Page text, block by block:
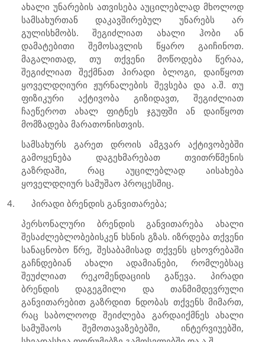
ახალი უნარების ათვისება აუცილებლად მხოლოდ
სამსახურთან დაკავშირებულ უნარებს არ
გულისხმობს. შეგიძლიათ ახალი ჰობი ან
დამატებითი შემოსავლის წყარო გაიჩინოთ.
მაგალითად, თუ თქვენი მოწოდება წერაა,
შეგიძლიათ შექმნათ პირადი ბლოგი, დაიწყოთ
ყოველდღიური ჟურნალების შევსება და ა.შ. თუ
ფიზიკური აქტივობა გიზიდავთ, შეგიძლიათ
ჩაეწეროთ ახალ ფიტნეს ჯგუფში ან დაიწყოთ
მომზადება მარათონისთვის.
სამსახურს გარეთ დროის ამგვარ აქტივობებში
გამოყენება დაგეხმარებათ თვითრწმენის
გაზრდაში, რაც აუცილებლად აისახება
ყოველდღიურ სამუშაო პროცესშიც.
4.
პირადი ბრენდის განვითარება;
პერსონალური ბრენდის განვითარება ახალი
შესაძლებლობებისკენ ხსნის გზას. იზრდება თქვენი
სანაცნობო წრე, შესაბამისად თქვენს ცხოვრებაში
გაჩნდებიან ახალი ადამიანები, რომლებსაც
შეუძლიათ რეკომენდაციის გაწევა. პირადი
ბრენდის დაგეგმილი და თანმიმდევრული
განვითარებით გაზრდით ნდობას თქვენს მიმართ,
რაც საბოლოოდ შეიძლება გარდაიქმნეს ახალი
სამუშაოს შემოთავაზებებში, ინტერვიუებში,